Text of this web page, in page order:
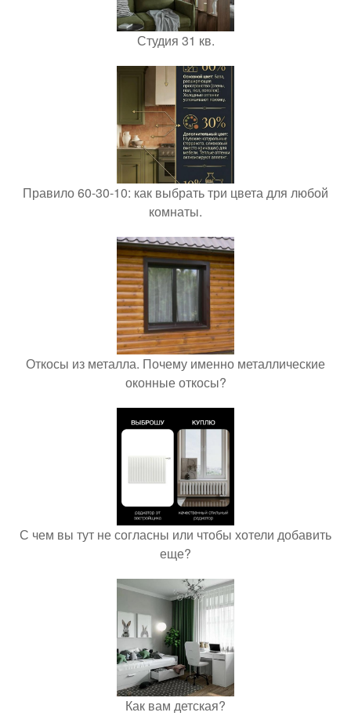
Студия 31 кв.
Правило 60-30-10: как выбрать три цвета для любой
комнаты.
Откосы из металла. Почему именно металлические
оконные откосы?
С чем вы тут не согласны или чтобы хотели добавить
еще?
Как вам детская?